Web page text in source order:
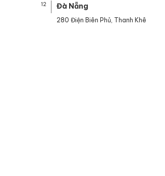
12 Đà Nẵng
280 Điện Biên Phủ, Thanh Khê